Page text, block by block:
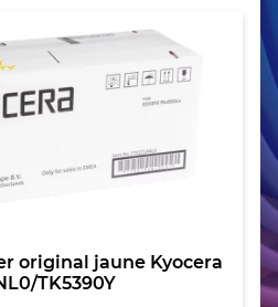
original jaune Kyocera
TK5390Y